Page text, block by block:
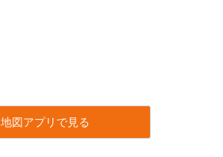
地図アプリで見る